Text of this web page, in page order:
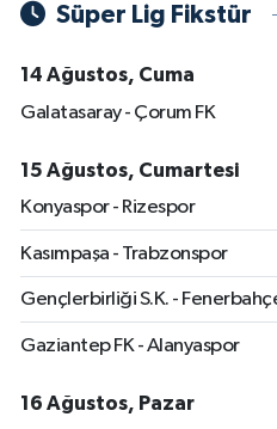
Süper Lig Fikstür
14 Ağustos, Cuma
Galatasaray - Çorum FK
15 Ağustos, Cumartesi
Konyaspor - Rizespor
Kasımpaşa - Trabzonspor
Gençlerbirliği S.K. -
Gaziantep FK - Alanyaspor
16 Ağustos, Pazar